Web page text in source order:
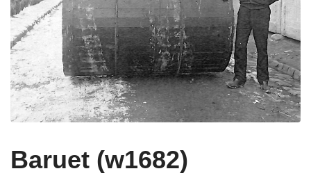
Baruet (w1682)